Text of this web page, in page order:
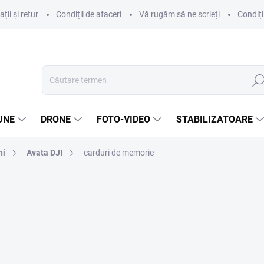
și retur Condiții de afaceri Vă rugăm să ne scrieți
DRONE FOTO-VIDEO STABILIZATOARE
Avata DJI carduri de memorie